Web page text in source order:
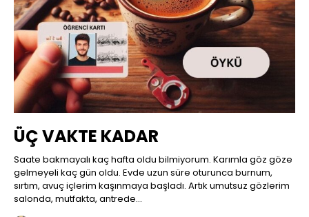
ÜÇ VAKTE KADAR
Saate bakmayalı kaç hafta oldu bilmiyorum. Karımla göz göze
gelmeyeli kaç gün oldu. Evde uzun süre oturunca burnum,
sırtım, avuç içlerim kaşınmaya başladı. Artık umutsuz gözlerim
salonda, mutfakta, antrede...